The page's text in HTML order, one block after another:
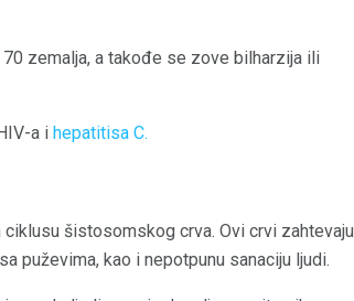
zemalja, a takođe se zove bilharzija ili
a i hepatitisa C.
šistosomskog crva. Ovi crvi zahtevaju
puževima, kao i nepotpunu sanaciju ljudi.